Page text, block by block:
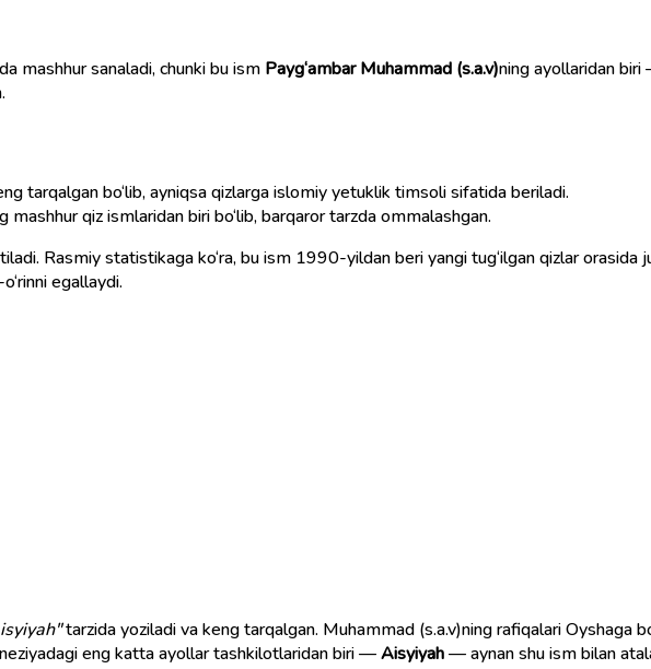
mashhur sanaladi, chunki bu ism Payg‘ambar Muhammad (s.a.v)ning ayollaridan biri
tarqalgan bo‘lib, ayniqsa qizlarga islomiy yetuklik timsoli sifatida beriladi.
mashhur qiz ismlaridan biri bo‘lib, barqaror tarzda ommalashgan.
Rasmiy statistikaga ko‘ra, bu ism 1990-yildan beri yangi tug‘ilgan qizlar
egallaydi.
tarzida yoziladi va keng tarqalgan. Muhammad (s.a.v)ning rafiqalari Oyshaga
eng katta ayollar tashkilotlaridan biri —Aisyiyah— aynan shu ism bilan